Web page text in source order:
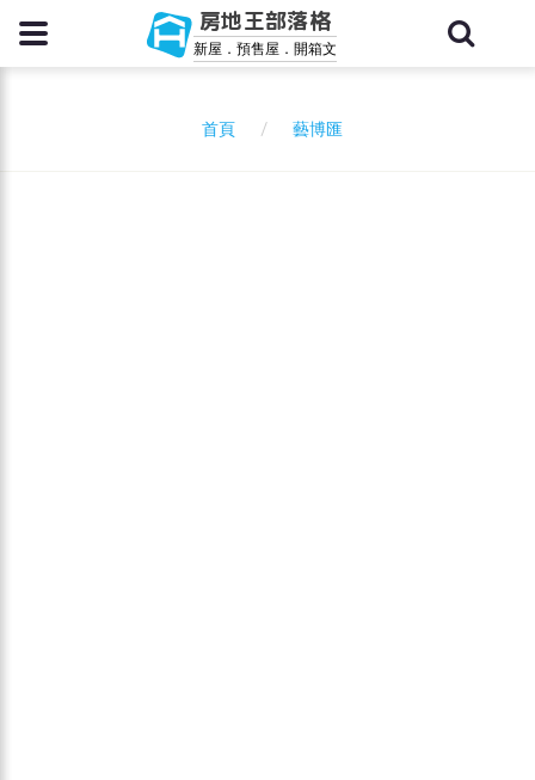
房地王部落格
新屋．預售屋．開箱文
首頁 藝博匯